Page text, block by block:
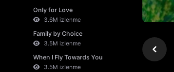
Only for Love
3.6M izlenme
Family by Choice
3.5M izlenme
When I Fly Towards You
3.5M izlenme